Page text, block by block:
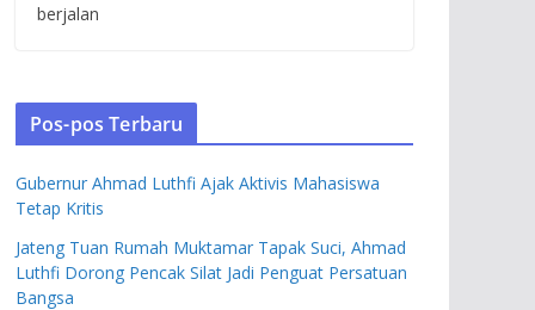
berjalan
Pos-pos Terbaru
Gubernur Ahmad Luthfi Ajak Aktivis Mahasiswa
Tetap Kritis
Jateng Tuan Rumah Muktamar Tapak Suci, Ahmad
Luthfi Dorong Pencak Silat Jadi Penguat Persatuan
Bangsa